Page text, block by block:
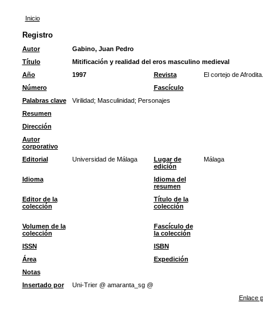
Inicio
Registro
Autor
Gabino, Juan Pedro
Título
Mitificación y realidad del eros masculino medieval
Año
1997 Revista
El cortejo de
Número
Fascículo
Palabras clave
Virilidad; Masculinidad; Personajes
Resumen
Dirección
Autor
corporativo
Editorial
Universidad de Málaga
Lugar de
edición
Málaga
Idioma
Idioma del
resumen
Editor de la
colección
Título de la
colección
Volumen de la
colección
Fascículo de
la colección
ISSN
ISBN
Área
Expedición
Notas
Insertado por
Uni-Trier @ amaranta_sg @
Enlace